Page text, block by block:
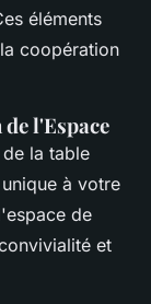
éléments
coopération
l'Espace
la table
à votre
de
et